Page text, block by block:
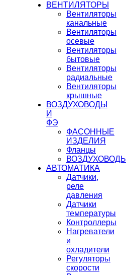
ВЕНТИЛЯТОРЫ
Вентиляторы
канальные
Вентиляторы
осевые
Вентиляторы
бытовые
Вентиляторы
радиальные
Вентиляторы
крышные
ВОЗДУХОВОДЫ
И
ФЭ
ФАСОННЫЕ
ИЗДЕЛИЯ
Фланцы
ВОЗДУХОВОДЫ
АВТОМАТИКА
Датчики,
реле
давления
Датчики
температуры
Контроллеры
Нагреватели
и
охладители
Регуляторы
скорости